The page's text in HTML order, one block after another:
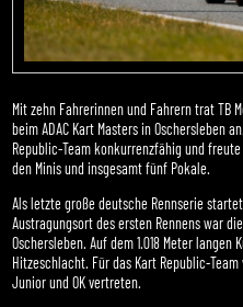
Mit zehn Fahrerinnen und Fahrern trat TB
beim ADAC Kart Masters in Oschersleben
Republic-Team konkurrenzfähig und
den Minis und insgesamt fünf Pokale.
Als letzte große deutsche Rennserie
Austragungsort des ersten Rennens war
Oschersleben. Auf dem 1.018 Meter langen
Hitzeschlacht. Für das Kart Republic-
Junior und OK vertreten.